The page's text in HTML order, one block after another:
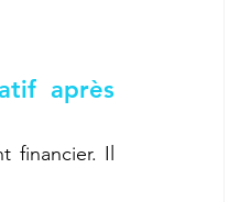
après
financier. Il